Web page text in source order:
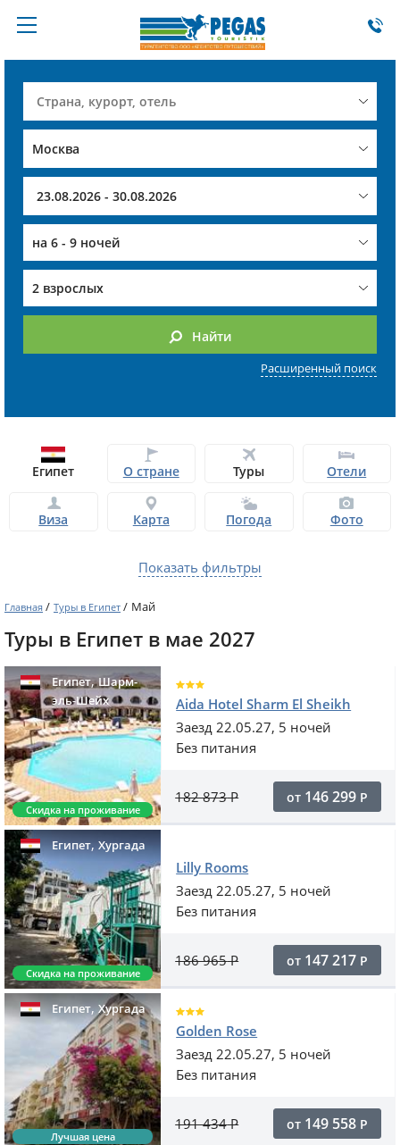
на 6 - 9 ночей
2 взрослых
Найти
Расширенный поиск
Египет О стране Туры Отели
Виза Карта Погода Фото
Показать фильтры
Главная / Туры в Египет / Май
Туры в Египет в мае 2027
Египет,Шарм-
эль-Шейх
Скидка на проживание
Aida Hotel Sharm El Sheikh
Заезд 22.05.27, 5 ночей
Без питания
182 873Р от 146 299 Р
Египет,Хургада
Скидка на проживание
Lilly Rooms
Заезд 22.05.27, 5 ночей
Без питания
186 965Р от 147 217 Р
Египет,Хургада
Лучшая цена
Golden Rose
Заезд 22.05.27, 5 ночей
Без питания
191 434Р от 149 558 Р